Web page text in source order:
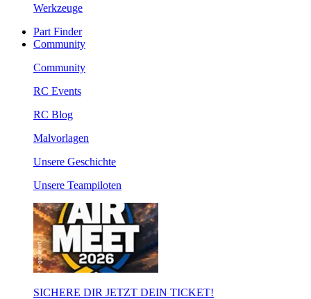
Werkzeuge
Part Finder
Community
Community
RC Events
RC Blog
Malvorlagen
Unsere Geschichte
Unsere Teampiloten
SICHERE DIR JETZT DEIN TICKET!